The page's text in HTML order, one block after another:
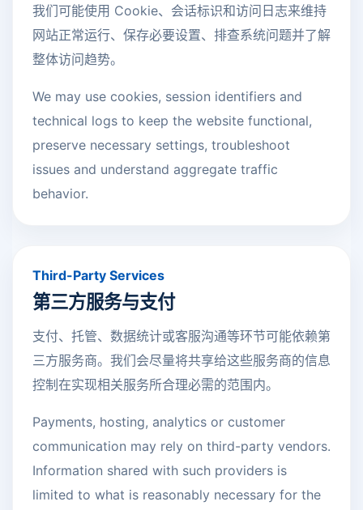
我们可能使用 Cookie、会话标识和访问日志来维持
网站正常运行、保存必要设置、排查系统问题并了解
整体访问趋势。
We may use cookies, session identifiers and
technical logs to keep the website functional,
preserve necessary settings, troubleshoot
issues and understand aggregate traffic
behavior.
Third-Party Services
第三方服务与支付
支付、托管、数据统计或客服沟通等环节可能依赖第
三方服务商。我们会尽量将共享给这些服务商的信息
控制在实现相关服务所合理必需的范围内。
Payments, hosting, analytics or customer
communication may rely on third-party vendors.
Information shared with such providers is
limited to what is reasonably necessary for the